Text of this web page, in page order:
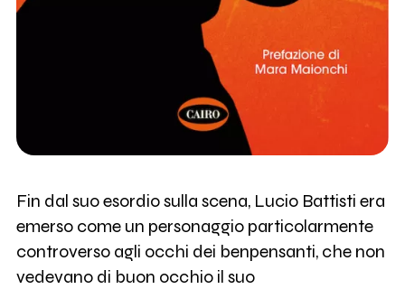
Fin dal suo esordio sulla scena, Lucio Battisti era
emerso come un personaggio particolarmente
controverso agli occhi dei benpensanti, che non
vedevano di buon occhio il suo